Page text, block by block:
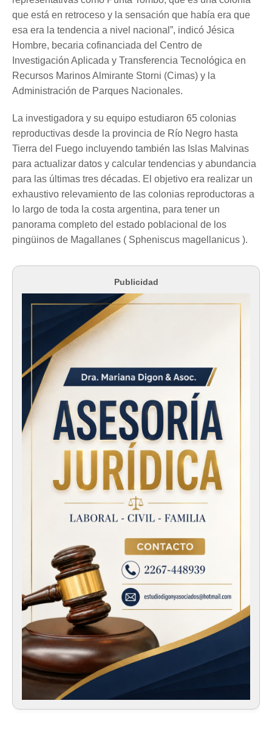
que está en retroceso y la sensación que había era que
esa era la tendencia a nivel nacional”, indicó Jésica
Hombre, becaria cofinanciada del Centro de
Investigación Aplicada y Transferencia Tecnológica en
Recursos Marinos Almirante Storni (Cimas) y la
Administración de Parques Nacionales.
La investigadora y su equipo estudiaron 65 colonias
reproductivas desde la provincia de Río Negro hasta
Tierra del Fuego incluyendo también las Islas Malvinas
para actualizar datos y calcular tendencias y abundancia
para las últimas tres décadas. El objetivo era realizar un
exhaustivo relevamiento de las colonias reproductoras a
lo largo de toda la costa argentina, para tener un
panorama completo del estado poblacional de los
pingüinos de Magallanes ( Spheniscus magellanicus ).
Publicidad